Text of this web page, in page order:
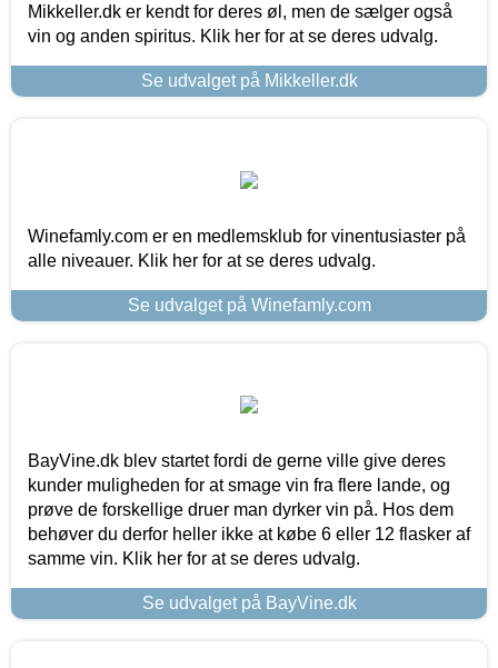
Mikkeller.dk er kendt for deres øl, men de sælger også
vin og anden spiritus. Klik her for at se deres udvalg.
Se udvalget på Mikkeller.dk
Winefamly.com er en medlemsklub for vinentusiaster på
alle niveauer. Klik her for at se deres udvalg.
Se udvalget på Winefamly.com
BayVine.dk blev startet fordi de gerne ville give deres
kunder muligheden for at smage vin fra flere lande, og
prøve de forskellige druer man dyrker vin på. Hos dem
behøver du derfor heller ikke at købe 6 eller 12 flasker af
samme vin. Klik her for at se deres udvalg.
Se udvalget på BayVine.dk